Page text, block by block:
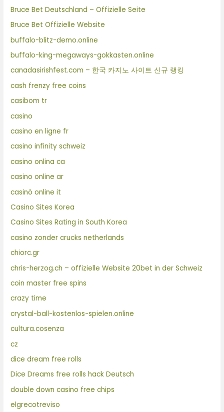
Bruce Bet Deutschland – Offizielle Seite
Bruce Bet Offizielle Website
buffalo-blitz-demo.online
buffalo-king-megaways-gokkasten.online
canadasirishfest.com – 한국 카지노 사이트 신규 랭킹
cash frenzy free coins
casibom tr
casino
casino en ligne fr
casino infinity schweiz
casino onlina ca
casino online ar
casinò online it
Casino Sites Korea
Casino Sites Rating in South Korea
casino zonder crucks netherlands
chiorc.gr
chris-herzog.ch – offizielle Website 20bet in der Schweiz
coin master free spins
crazy time
crystal-ball-kostenlos-spielen.online
cultura.cosenza
cz
dice dream free rolls
Dice Dreams free rolls hack Deutsch
double down casino free chips
elgrecotreviso